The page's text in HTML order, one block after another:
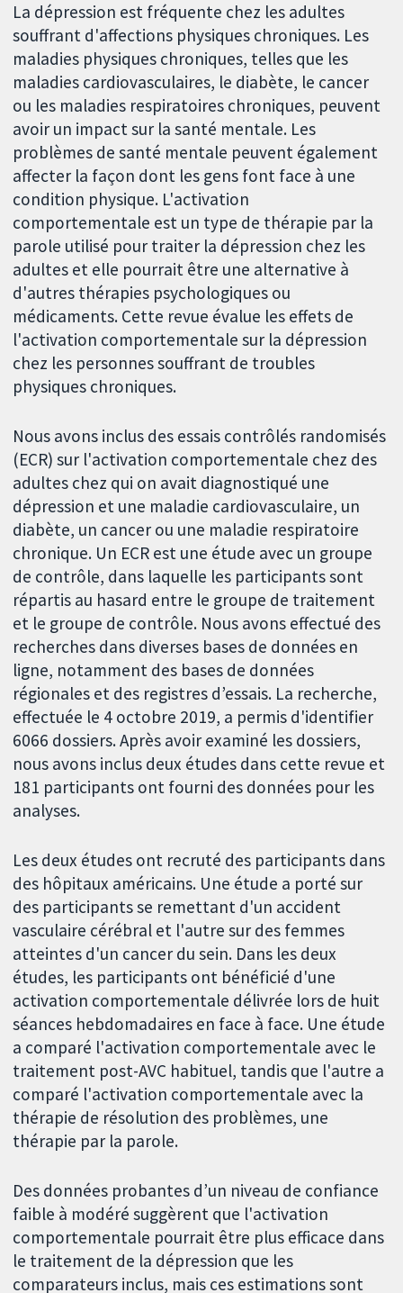
La dépression est fréquente chez les adultes
souffrant d'affections physiques chroniques. Les
maladies physiques chroniques, telles que les
maladies cardiovasculaires, le diabète, le cancer
ou les maladies respiratoires chroniques, peuvent
avoir un impact sur la santé mentale. Les
problèmes de santé mentale peuvent également
affecter la façon dont les gens font face à une
condition physique. L'activation
comportementale est un type de thérapie par la
parole utilisé pour traiter la dépression chez les
adultes et elle pourrait être une alternative à
d'autres thérapies psychologiques ou
médicaments. Cette revue évalue les effets de
l'activation comportementale sur la dépression
chez les personnes souffrant de troubles
physiques chroniques.
Nous avons inclus des essais contrôlés randomisés
(ECR) sur l'activation comportementale chez des
adultes chez qui on avait diagnostiqué une
dépression et une maladie cardiovasculaire, un
diabète, un cancer ou une maladie respiratoire
chronique. Un ECR est une étude avec un groupe
de contrôle, dans laquelle les participants sont
répartis au hasard entre le groupe de traitement
et le groupe de contrôle. Nous avons effectué des
recherches dans diverses bases de données en
ligne, notamment des bases de données
régionales et des registres d’essais. La recherche,
effectuée le 4 octobre 2019, a permis d'identifier
6066 dossiers. Après avoir examiné les dossiers,
nous avons inclus deux études dans cette revue et
181 participants ont fourni des données pour les
analyses.
Les deux études ont recruté des participants dans
des hôpitaux américains. Une étude a porté sur
des participants se remettant d'un accident
vasculaire cérébral et l'autre sur des femmes
atteintes d'un cancer du sein. Dans les deux
études, les participants ont bénéficié d'une
activation comportementale délivrée lors de huit
séances hebdomadaires en face à face. Une étude
a comparé l'activation comportementale avec le
traitement post-AVC habituel, tandis que l'autre a
comparé l'activation comportementale avec la
thérapie de résolution des problèmes, une
thérapie par la parole.
Des données probantes d’un niveau de confiance
faible à modéré suggèrent que l'activation
comportementale pourrait être plus efficace dans
le traitement de la dépression que les
comparateurs inclus, mais ces estimations sont